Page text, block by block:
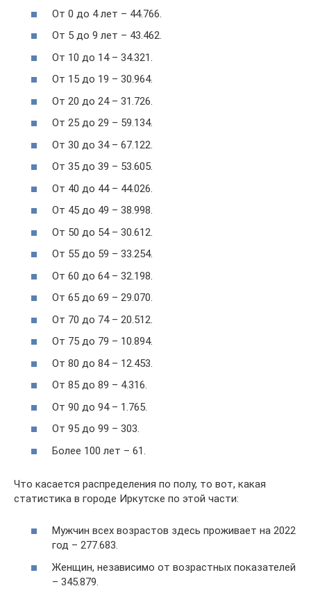
От 0 до 4 лет – 44.766.
От 5 до 9 лет – 43.462.
От 10 до 14 – 34.321.
От 15 до 19 – 30.964.
От 20 до 24 – 31.726.
От 25 до 29 – 59.134.
От 30 до 34 – 67.122.
От 35 до 39 – 53.605.
От 40 до 44 – 44.026.
От 45 до 49 – 38.998.
От 50 до 54 – 30.612.
От 55 до 59 – 33.254.
От 60 до 64 – 32.198.
От 65 до 69 – 29.070.
От 70 до 74 – 20.512.
От 75 до 79 – 10.894.
От 80 до 84 – 12.453.
От 85 до 89 – 4.316.
От 90 до 94 – 1.765.
От 95 до 99 – 303.
Более 100 лет – 61.
Что касается распределения по полу, то вот, какая
статистика в городе Иркутске по этой части:
Мужчин всех возрастов здесь проживает на 2022
год – 277.683.
Женщин, независимо от возрастных показателей
– 345.879.